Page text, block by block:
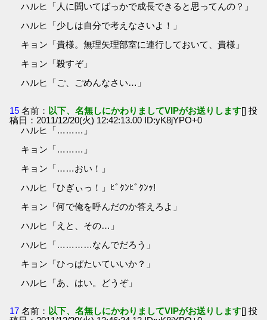
ハルヒ「人に聞いてばっかで成長できると思ってんの？」
ハルヒ「少しは自分で考えなさいよ！」
キョン「貴様。無理矢理部室に連行しておいて、貴様」
キョン「殺すぞ」
ハルヒ「ご、ごめんなさい…」
15 名前： 以下、名無しにかわりましてVIPがお送りします[] 投
稿日：2011/12/20(火) 12:42:13.00 ID:yK8jYPO+0
ハルヒ「………」
キョン「………」
キョン「……おい！」
ハルヒ「ひぎぃっ！」ﾋﾞｸﾝﾋﾞｸﾝｯ!
キョン「何で俺を呼んだのか答えろよ」
ハルヒ「えと、その…」
ハルヒ「…………なんでだろう」
キョン「ひっぱたいていいか？」
ハルヒ「あ、はい。どうぞ」
17 名前： 以下、名無しにかわりましてVIPがお送りします[] 投